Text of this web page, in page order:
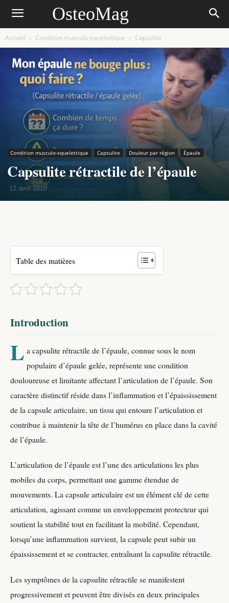
OsteoMag
Accueil Condition musculo-squelettique Capsulite
Condition musculo-squelettique Capsulite Douleur par région Épaule
Capsulite rétractile de l’épaule
12 avril 2019
Table des matières
Introduction
L a capsulite rétractile de l’épaule, connue sous le nom
populaire d’épaule gelée, représente une condition
douloureuse et limitante affectant l’articulation de l’épaule. Son
caractère distinctif réside dans l’inflammation et l’épaississement
de la capsule articulaire, un tissu qui entoure l’articulation et
contribue à maintenir la tête de l’humérus en place dans la cavité
de l’épaule.
L’articulation de l’épaule est l’une des articulations les plus
mobiles du corps, permettant une gamme étendue de
mouvements. La capsule articulaire est un élément clé de cette
articulation, agissant comme un enveloppement protecteur qui
soutient la stabilité tout en facilitant la mobilité. Cependant,
lorsqu’une inflammation survient, la capsule peut subir un
épaississement et se contracter, entraînant la capsulite rétractile.
Les symptômes de la capsulite rétractile se manifestent
progressivement et peuvent être divisés en deux principales